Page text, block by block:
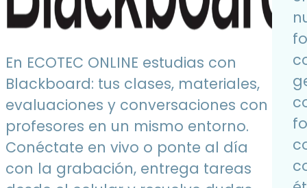
En ECOTEC ONLINE estudias con
Blackboard: tus clases, materiales,
evaluaciones y conversaciones con
profesores en un mismo entorno.
Conéctate en vivo o ponte al día
con la grabación, entrega tareas